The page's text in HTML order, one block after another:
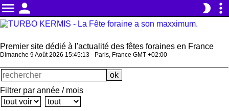
menu person brightness_2 more_vert
Premier site dédié à l'actualité des fêtes foraines en France
Dimanche 9 Août 2026 15:45:14 - Paris, France GMT +02:00
Filtrer par année / mois